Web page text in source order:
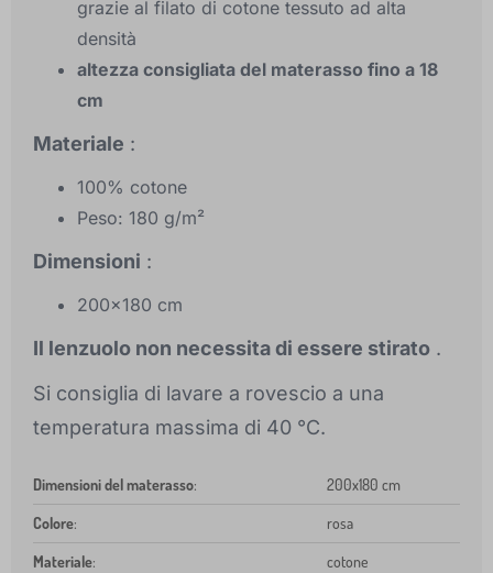
grazie al filato di cotone tessuto ad alta
densità
altezza consigliata del materasso fino a 18
cm
Materiale :
100% cotone
Peso: 180 g/m²
Dimensioni :
200x180 cm
Il lenzuolo non necessita di essere stirato .
Si consiglia di lavare a rovescio a una
temperatura massima di 40 °C.
Dimensioni del materasso: 200x180 cm
Colore: rosa
Materiale: cotone